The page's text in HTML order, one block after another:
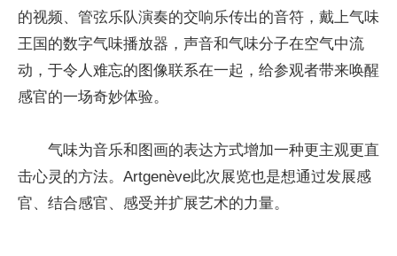
的视频、管弦乐队演奏的交响乐传出的音符，戴上气味
王国的数字气味播放器，声音和气味分子在空气中流
动，于令人难忘的图像联系在一起，给参观者带来唤醒
感官的一场奇妙体验。
气味为音乐和图画的表达方式增加一种更主观更直
击心灵的方法。Artgenève此次展览也是想通过发展感
官、结合感官、感受并扩展艺术的力量。